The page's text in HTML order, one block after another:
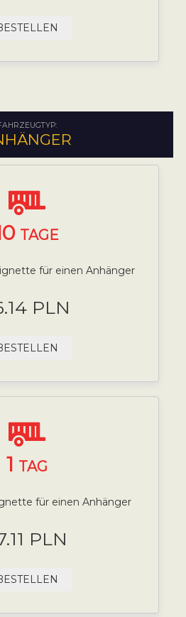
TAGE
für einen Anhänger
PLN
1 TAG
für einen Anhänger
PLN